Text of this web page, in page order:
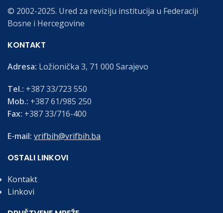
© 2002-2025. Ured za reviziju institucija u Federaciji
Bosne i Hercegovine
KONTAKT
Adresa: Ložionička 3, 71 000 Sarajevo
Tel.: +387 33/723 550
Mob.: +387 61/985 250
Fax: +387 33/716-400
E-mail: vrifbih@vrifbih.ba
OSTALI LINKOVI
Kontakt
Linkovi